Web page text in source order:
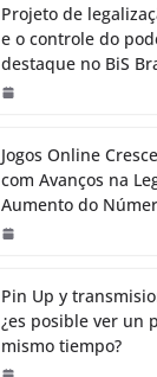
Projeto de
e o controle do
destaque no BiS
Jogos Online
com Avanços na
Aumento do
Pin Up y
¿es posible ver un
mismo tiempo?